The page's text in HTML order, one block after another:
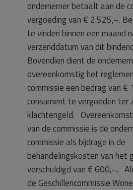
ondernemer betaalt aan de
vergoeding van € 2.525,–.
te vinden binnen een maand
verzenddatum van dit
Bovendien dient de
overeenkomstig het
commissie een bedrag van €
consument te vergoeden ter
klachtengeld.
van de commissie is de
commissie als bijdrage in de
behandelingskosten van het
verschuldigd van € 600,–.
de Geschillencommissie